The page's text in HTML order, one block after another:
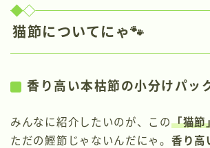
猫節についてにゃ🐾
香り高い本枯節の小分けパッ
みんなに紹介したいのが、この「猫節
ただの鰹節じゃないんだにゃ。 香り高